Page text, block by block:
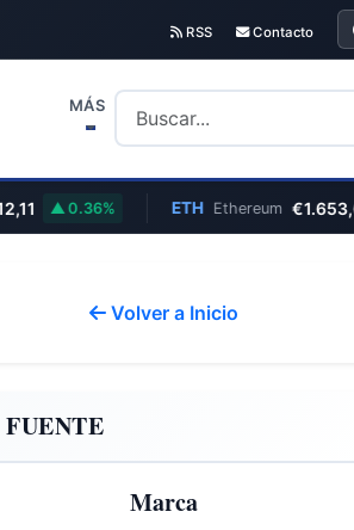
RSS Contacto
MÁS
0.36% Ethereum €1.653,67
Volver a Inicio
FUENTE
Marca